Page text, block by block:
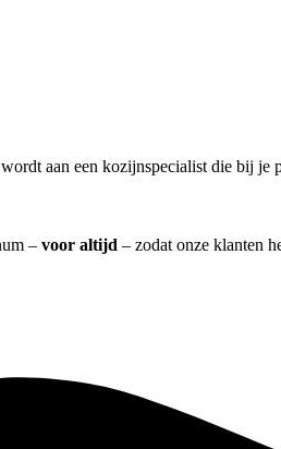
aan een kozijnspecialist die bij je
– voor altijd – zodat onze klanten